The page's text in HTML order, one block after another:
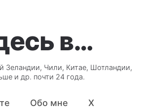
в…
Зеландии, Чили, Китае, Шотландии,
и др. почти 24 года.
Обо мне X